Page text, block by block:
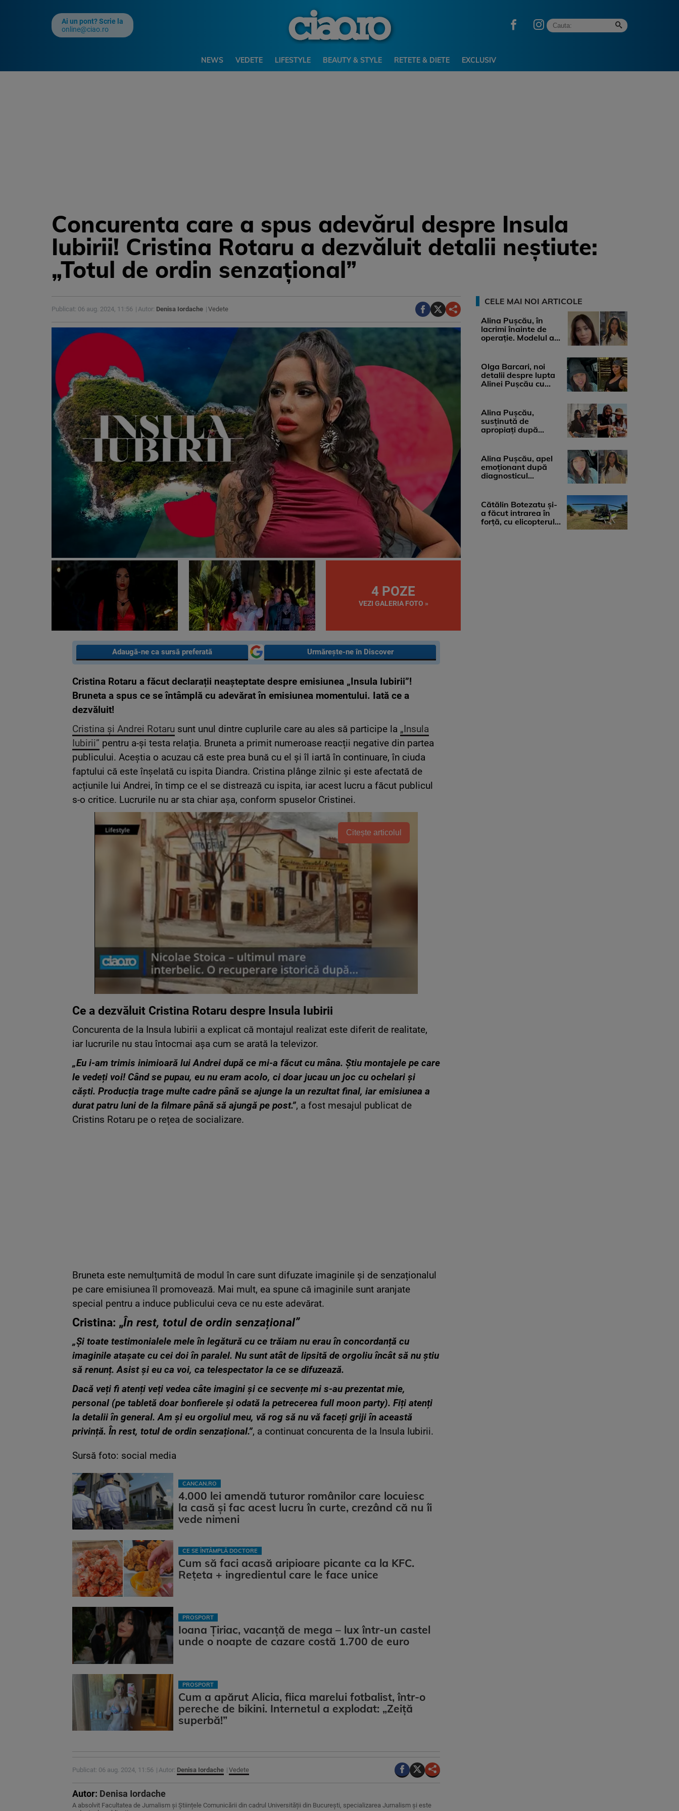
Ai un pont? Scrie la
online@ciao.ro
NEWS VEDETE LIFESTYLE BEAUTY & STYLE RETETE & DIETE EXCLUSIV
Concurenta care a spus adevărul despre Insula
Iubirii! Cristina Rotaru a dezvăluit detalii neștiute:
„Totul de ordin senzațional”
Publicat: 06 aug. 2024, 11:56 Autor: Denisa Iordache Vedete
4 POZE
VEZI GALERIA FOTO »
Adaugă-ne ca sursă preferată Urmărește-ne în Discover
Cristina Rotaru a făcut declarații neașteptate despre emisiunea „Insula Iubirii”!
Bruneta a spus ce se întâmplă cu adevărat în emisiunea momentului. Iată ce a
dezvăluit!
Cristina și Andrei Rotaru sunt unul dintre cuplurile care au ales să participe la „Insula
Iubirii” pentru a-și testa relația. Bruneta a primit numeroase reacții negative din partea
publicului. Aceștia o acuzau că este prea bună cu el și îl iartă în continuare, în ciuda
faptului că este înșelată cu ispita Diandra. Cristina plânge zilnic și este afectată de
acțiunile lui Andrei, în timp ce el se distrează cu ispita, iar acest lucru a făcut publicul
s-o critice. Lucrurile nu ar sta chiar așa, conform spuselor Cristinei.
Citește articolul
Ce a dezvăluit Cristina Rotaru despre Insula Iubirii
Concurenta de la Insula Iubirii a explicat că montajul realizat este diferit de realitate,
iar lucrurile nu stau întocmai așa cum se arată la televizor.
„Eu i-am trimis inimioară lui Andrei după ce mi-a făcut cu mâna. Știu montajele pe care
le vedeți voi! Când se pupau, eu nu eram acolo, ci doar jucau un joc cu ochelari și
căști. Producția trage multe cadre până se ajunge la un rezultat final, iar emisiunea a
durat patru luni de la filmare până să ajungă pe post.”, a fost mesajul publicat de
Cristins Rotaru pe o rețea de socializare.
Bruneta este nemulțumită de modul în care sunt difuzate imaginile și de senzaționalul
pe care emisiunea îl promovează. Mai mult, ea spune că imaginile sunt aranjate
special pentru a induce publicului ceva ce nu este adevărat.
Cristina: „În rest, totul de ordin senzațional”
„Și toate testimonialele mele în legătură cu ce trăiam nu erau în concordanță cu
imaginile atașate cu cei doi în paralel. Nu sunt atât de lipsită de orgoliu încât să nu știu
să renunț. Asist și eu ca voi, ca telespectator la ce se difuzează.
Dacă veți fi atenți veți vedea câte imagini și ce secvențe mi s-au prezentat mie,
personal (pe tabletă doar bonfierele și odată la petrecerea full moon party). Fiți atenți
la detalii în general. Am și eu orgoliul meu, vă rog să nu vă faceți griji în această
privință. În rest, totul de ordin senzațional.”, a continuat concurenta de la Insula Iubirii.
Sursă foto: social media
CANCAN.RO
4.000 lei amendă tuturor românilor care locuiesc
la casă și fac acest lucru în curte, crezând că nu îi
vede nimeni
CE SE ÎNTÂMPLĂ DOCTORE
Cum să faci acasă aripioare picante ca la KFC.
Rețeta + ingredientul care le face unice
PROSPORT
Ioana Țiriac, vacanță de mega – lux într-un castel
unde o noapte de cazare costă 1.700 de euro
PROSPORT
Cum a apărut Alicia, fiica marelui fotbalist, într-o
pereche de bikini. Internetul a explodat: „Zeiță
superbă!”
Publicat: 06 aug. 2024, 11:56 Autor: Denisa Iordache Vedete
Autor: Denisa Iordache
A absolvit Facultatea de Jurnalism și Științele Comunicării din cadrul Universității din București, specializarea Jurnalism și este
CELE MAI NOI ARTICOLE
Alina Pușcău, în
lacrimi înainte de
operație. Modelul a
Olga Barcari, noi
detalii despre lupta
Alinei Pușcău cu
Alina Pușcău,
susținută de
apropiați după
medicii, ...
Alina Pușcău, apel
emoționant după
diagnosticul
...
Cătălin Botezatu și-
a făcut intrarea în
forță, cu elicopterul,